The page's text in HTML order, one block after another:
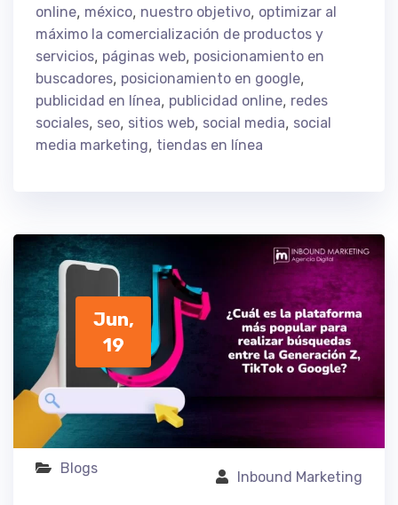
online, méxico, nuestro objetivo, optimizar al
máximo la comercialización de productos y
servicios, páginas web, posicionamiento en
buscadores, posicionamiento en google,
publicidad en línea, publicidad online, redes
sociales, seo, sitios web, social media, social
media marketing, tiendas en línea
Jun,
19
Blogs
Inbound Marketing